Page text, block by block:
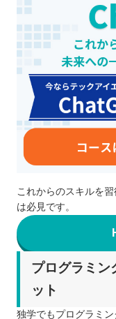
これからのスキルを
は必見です。
プログラミン
ット
独学でもプログラミ